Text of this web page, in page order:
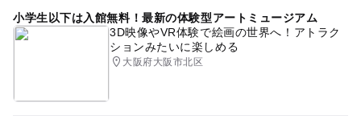
小学生以下は入館無料！最新の体験型アートミュージアム
3D映像やVR体験で絵画の世界へ！アトラク
ションみたいに楽しめる
大阪府大阪市北区